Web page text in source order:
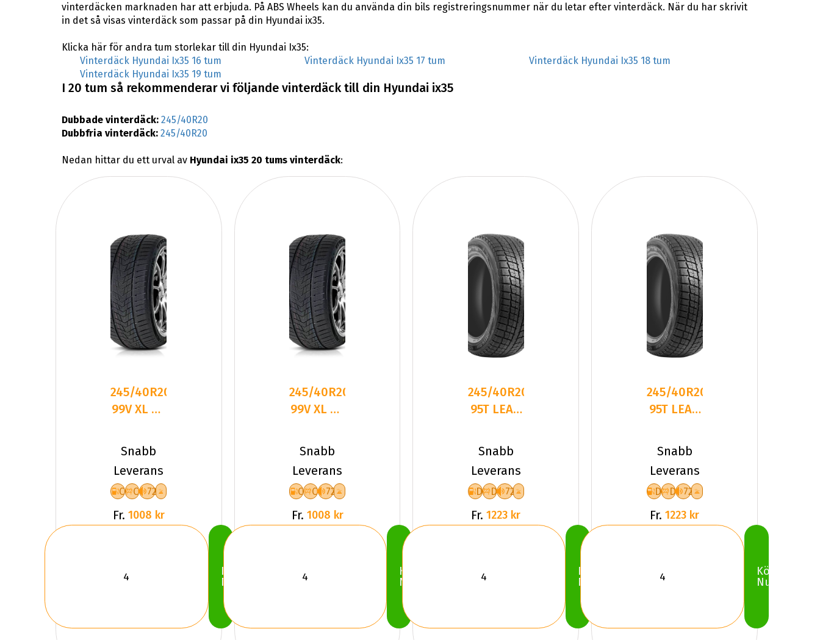
vinterdäcken marknaden har att erbjuda. På ABS Wheels kan du använda din bils registreringsnummer när du letar efter vinterdäck. När du har skrivit
in det så visas vinterdäck som passar på din Hyundai ix35.
Klicka här för andra tum storlekar till din Hyundai Ix35:
Vinterdäck Hyundai Ix35 16 tum
Vinterdäck Hyundai Ix35 17 tum
Vinterdäck Hyundai Ix35 18 tum
Vinterdäck Hyundai Ix35 19 tum
I 20 tum så rekommenderar vi följande vinterdäck till din Hyundai ix35
Dubbade vinterdäck: 245/40R20
Dubbfria vinterdäck: 245/40R20
Nedan hittar du ett urval av Hyundai ix35 20 tums vinterdäck:
245/40R20
99V XL FR
S330
CCB72
Snabb
Leverans
C C 72
Fr. 1008 kr
Köp
Nu
245/40R20
99V XL FR
S330
CCB72
Snabb
Leverans
C C 72
Fr. 1008 kr
Köp
Nu
245/40R20
95T LEAO
DEFENDER
ICE
Snabb
Leverans
D D 72
Fr. 1223 kr
Köp
Nu
245/40R20
95T LEAO
DEFENDER
ICE
Snabb
Leverans
D D 72
Fr. 1223 kr
Köp
Nu